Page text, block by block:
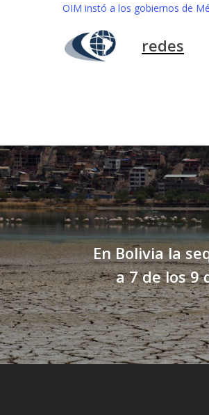
OIM instó a los gobiernos de
redes
En Bolivia la
a 7 de los 9